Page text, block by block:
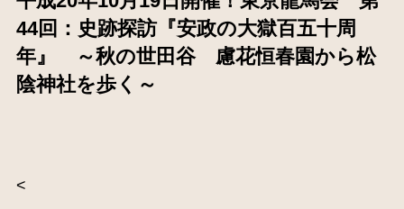
44回：史跡探訪『安政の大獄百五十周
年』 ～秋の世田谷 慮花恒春園から松
陰神社を歩く～
<